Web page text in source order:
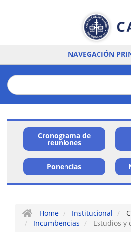
NAVEGACIÓN
Menu
Card
-
Comisiones
Cronograma de
reuniones
Ponencias
Home Institucional
Incumbencias
Estudios y